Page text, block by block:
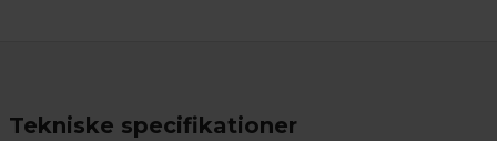
Tekniske specifikationer